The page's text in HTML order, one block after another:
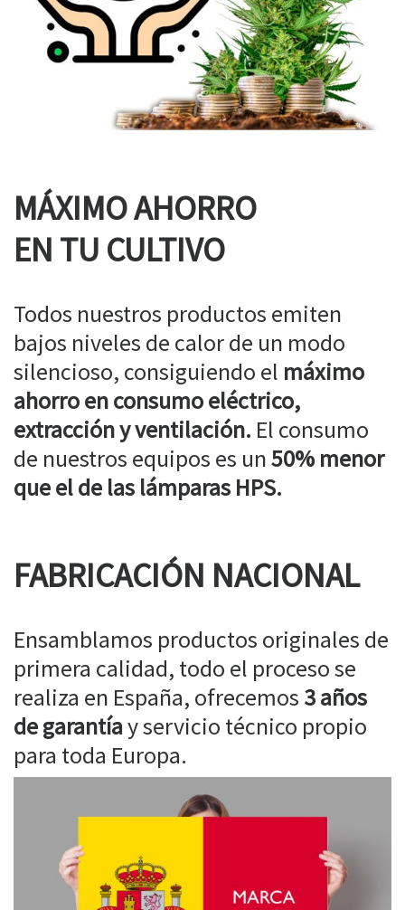
MÁXIMO AHORRO
EN TU CULTIVO
Todos nuestros productos emiten
bajos niveles de calor de un modo
silencioso, consiguiendo el máximo
ahorro en consumo eléctrico,
extracción y ventilación. El consumo
de nuestros equipos es un50% menor
que el de las lámparas HPS.
FABRICACIÓN NACIONAL
Ensamblamos productos originales de
primera calidad, todo el proceso se
realiza en España, ofrecemos 3 años
de garantíay servicio técnico propio
para toda Europa.